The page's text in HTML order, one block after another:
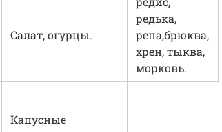
Салат, огурцы.
редька,
репа,брюква,
хрен, тыква,
морковь.
Капусные